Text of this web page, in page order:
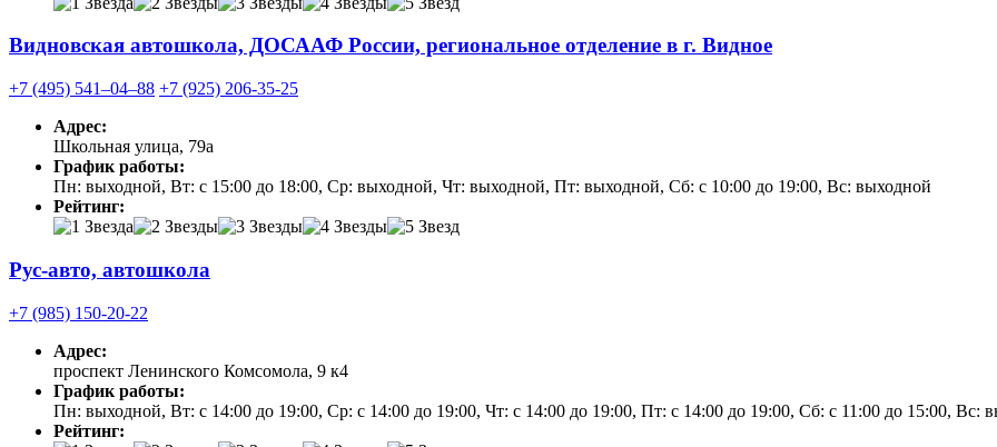
Видновская автошкола, ДОСААФ России, региональное отделение в г. Видное
+7 (495) 541‒04‒88 +7 (925) 206-35-25
Адрес:
Школьная улица, 79а
График работы:
Пн: выходной, Вт: с 15:00 до 18:00, Ср: выходной, Чт: выходной, Пт: выходной, Сб: с 10:00 до 19:00, Вс: выходной
Рейтинг:
Рус-авто, автошкола
+7 (985) 150-20-22
Адрес:
проспект Ленинского Комсомола, 9 к4
График работы:
Пн: выходной, Вт: с 14:00 до 19:00, Ср: с 14:00 до 19:00, Чт: с 14:00 до 19:00, Пт: с 14:00 до 19:00, Сб: с 11:00 до 15:00, Вс:
Рейтинг: